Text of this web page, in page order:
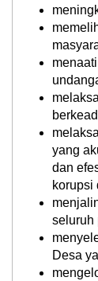
yang
dan
korupsi
seluruh
Desa